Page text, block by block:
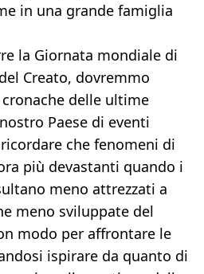
in una grande famiglia
la Giornata mondiale di
Creato, dovremmo
delle ultime
Paese di eventi
che fenomeni di
più devastanti quando i
meno attrezzati a
meno sviluppate del
modo per affrontare le
ispirare da quanto di